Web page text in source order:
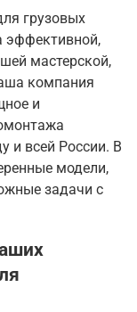
грузовых
эффективной,
мастерской,
компания
и
и всей России. В
модели,
задачи с